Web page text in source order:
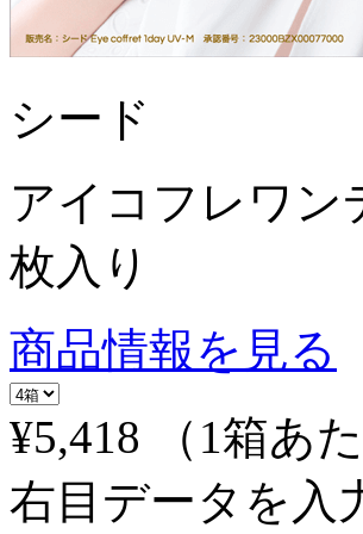
シード
アイコフレワン
枚入り
商品情報を見る
¥5,418
（1箱あ
右目データを入